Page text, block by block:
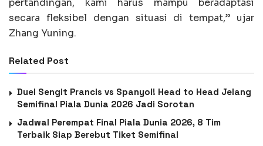
pertandingan, kami harus mampu beradaptasi
secara fleksibel dengan situasi di tempat,” ujar
Zhang Yuning.
Related Post
Duel Sengit Prancis vs Spanyol! Head to Head Jelang
Semifinal Piala Dunia 2026 Jadi Sorotan
Jadwal Perempat Final Piala Dunia 2026, 8 Tim
Terbaik Siap Berebut Tiket Semifinal